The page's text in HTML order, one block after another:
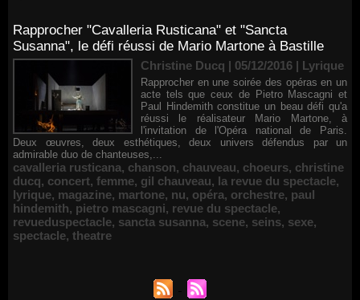
Rapprocher "Cavalleria Rusticana" et "Sancta
Susanna", le défi réussi de Mario Martone à Bastille
Christine Ducq | 05/12/2016 | Lyrique
Rapprocher en une soirée des opéras en un
acte tels que ceux de Pietro Mascagni et
Paul Hindemith constitue un beau défi qu'a
réussi le réalisateur Mario Martone, à
l'invitation de l'Opéra national de Paris.
Deux œuvres, deux esthétiques, deux univers défendus par un
admirable duo de chanteuses,...
cavalleria rusticana, chanson, chauveau, choeurs, christine
ducq, concert, femme, gil chauveau, la revue du spectacle,
lyrique, magazine, martone, nu, opéra, orchestre, paul
hindemith, pietro mascagni, revue du spectacle,
revueduspectacle, sancta susanna, scene, seins, sexe,
spectacle, theatre